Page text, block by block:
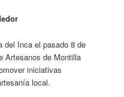
del Inca el pasado 8 de
Artesanos de Montilla
iniciativas
local.